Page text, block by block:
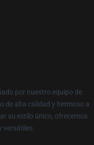
por nuestro equipo de
de alta calidad y hermoso a
su estilo único, ofrecemos
versátiles.